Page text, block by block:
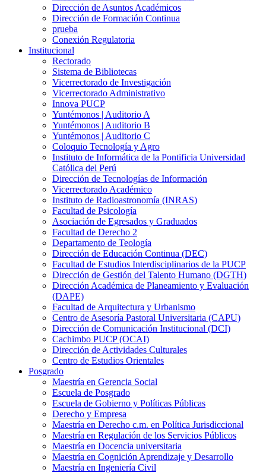
Dirección de Asuntos Académicos
Dirección de Formación Continua
prueba
Conexión Regulatoria
Institucional
Rectorado
Sistema de Bibliotecas
Vicerrectorado de Investigación
Vicerrectorado Administrativo
Innova PUCP
Yuntémonos | Auditorio A
Yuntémonos | Auditorio B
Yuntémonos | Auditorio C
Coloquio Tecnología y Agro
Instituto de Informática de la Pontificia Universidad
Católica del Perú
Dirección de Tecnologías de Información
Vicerrectorado Académico
Instituto de Radioastronomía (INRAS)
Facultad de Psicología
Asociación de Egresados y Graduados
Facultad de Derecho 2
Departamento de Teología
Dirección de Educación Continua (DEC)
Facultad de Estudios Interdisciplinarios de la PUCP
Dirección de Gestión del Talento Humano (DGTH)
Dirección Académica de Planeamiento y Evaluación
(DAPE)
Facultad de Arquitectura y Urbanismo
Centro de Asesoría Pastoral Universitaria (CAPU)
Dirección de Comunicación Institucional (DCI)
Cachimbo PUCP (OCAI)
Dirección de Actividades Culturales
Centro de Estudios Orientales
Posgrado
Maestría en Gerencia Social
Escuela de Posgrado
Escuela de Gobierno y Políticas Públicas
Derecho y Empresa
Maestría en Derecho c.m. en Política Jurisdiccional
Maestría en Regulación de los Servicios Públicos
Maestría en Docencia universitaria
Maestría en Cognición Aprendizaje y Desarrollo
Maestría en Ingeniería Civil